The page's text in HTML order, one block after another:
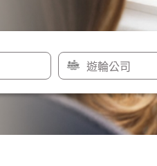
遊輪公司